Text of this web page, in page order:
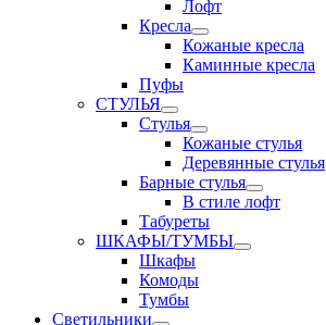
Лофт
Кресла
Кожаные кресла
Каминные кресла
Пуфы
СТУЛЬЯ
Стулья
Кожаные стулья
Деревянные стулья
Барные стулья
В стиле лофт
Табуреты
ШКАФЫ/ТУМБЫ
Шкафы
Комоды
Тумбы
Светильники